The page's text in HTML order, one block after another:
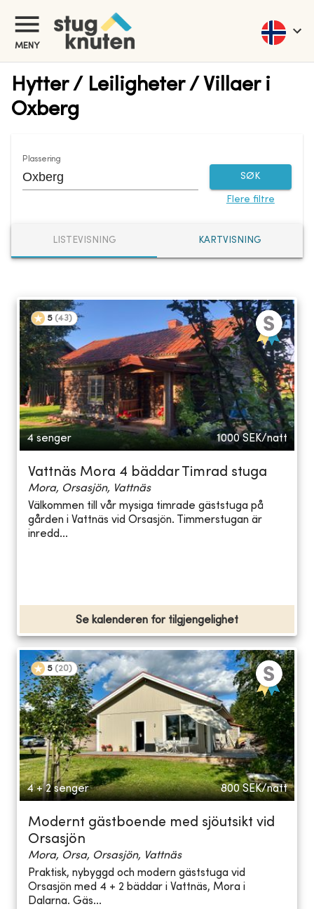
MENY
Hytter / Leiligheter / Villaer i
Oxberg
Plassering
SØK
Flere filtre
LISTEVISNING KARTVISNING
5 (43)
4 senger 1000 SEK/natt
Vattnäs Mora 4 bäddar Timrad stuga
Mora, Orsasjön, Vattnäs
Välkommen till vår mysiga timrade gäststuga på
gården i Vattnäs vid Orsasjön. Timmerstugan är
inredd...
Se kalenderen for tilgjengelighet
5 (20)
4 + 2 senger 800 SEK/natt
Modernt gästboende med sjöutsikt vid
Orsasjön
Mora, Orsa, Orsasjön, Vattnäs
Praktisk, nybyggd och modern gäststuga vid
Orsasjön med 4 + 2 bäddar i Vattnäs, Mora i
Dalarna. Gäs...